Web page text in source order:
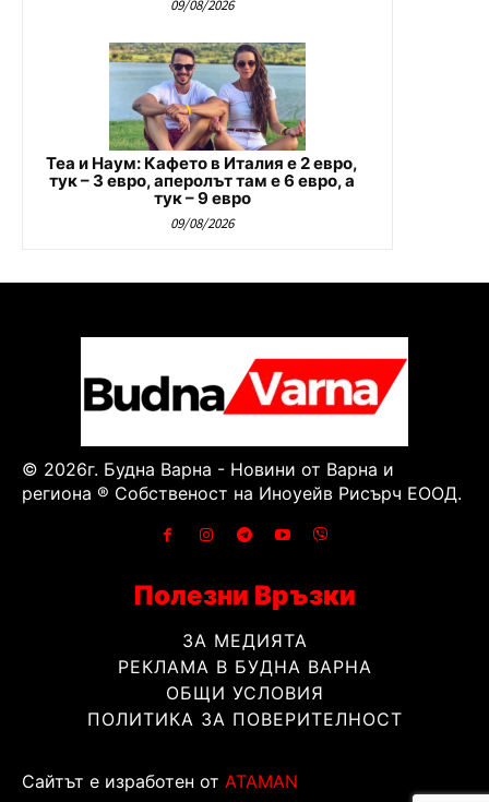
09/08/2026
Теа и Наум: Кафето в Италия е 2 евро,
тук – 3 евро, аперолът там е 6 евро, а
тук – 9 евро
09/08/2026
© 2026г. Будна Варна - Новини от Варна и
региона ® Собственост на Иноуейв Рисърч ЕООД.
Полезни Връзки
ЗА МЕДИЯТА
РЕКЛАМА В БУДНА ВАРНА
ОБЩИ УСЛОВИЯ
ПОЛИТИКА ЗА ПОВЕРИТЕЛНОСТ
Сайтът е изработен от ATAMAN